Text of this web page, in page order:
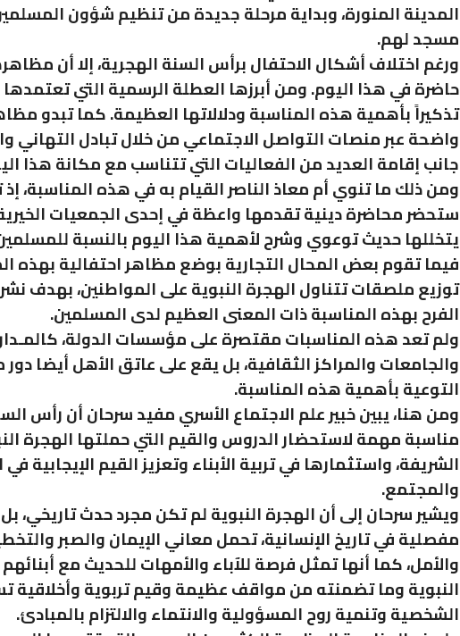
المدينة المنورة، وبداية مرحلة جديدة من تنظيم شؤون
مسجد لهم.
ورغم اختلاف أشكال الاحتفال برأس السنة الهجرية، إلا أن
حاضرة في هذا اليوم. ومن أبرزها العطلة الرسمية التي
تذكيراً بأهمية هذه المناسبة ودلالاتها العظيمة. كما تبدو
واضحة عبر منصات التواصل الاجتماعي من خلال تبادل التهاني
جانب إقامة العديد من الفعاليات التي تتناسب مع مكانة هذا
ومن ذلك ما تنوي أم معاذ الناصر القيام به في هذه المناسبة، إذ
ستحضر محاضرة دينية تقدمها واعظة في إحدى الجمعيات
يتخللها حديث توعوي وشرح لأهمية هذا اليوم بالنسبة
فيما تقوم بعض المحال التجارية بوضع مظاهر احتفالية بهذه
توزيع ملصقات تتناول الهجرة النبوية على المواطنين، بهدف
الفرح بهذه المناسبة ذات المعنى العظيم لدى المسلمين.
ولم تعد هذه المناسبات مقتصرة على مؤسسات الدولة،
والجامعات والمراكز الثقافية، بل يقع على عاتق الأهل أيضا
التوعية بأهمية هذه المناسبة.
ومن هنا، يبين خبير علم الاجتماع الأسري مفيد سرحان أن رأس
مناسبة مهمة لاستحضار الدروس والقيم التي حملتها الهجرة
الشريفة، واستثمارها في تربية الأبناء وتعزيز القيم الإيجابية في
والمجتمع.
ويشير سرحان إلى أن الهجرة النبوية لم تكن مجرد حدث تاريخي،
مفصلية في تاريخ الإنسانية، تحمل معاني الإيمان والصبر
والأمل، كما أنها تمثل فرصة للآباء والأمهات للحديث مع
النبوية وما تضمنته من مواقف عظيمة وقيم تربوية وأخلاقية
الشخصية وتنمية روح المسؤولية والانتماء والالتزام بالمبادئ.